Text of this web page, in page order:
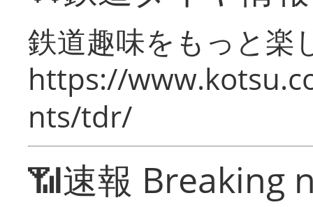
鉄道趣味をもっと楽
https://
nts/tdr/
📶速報 Breaking